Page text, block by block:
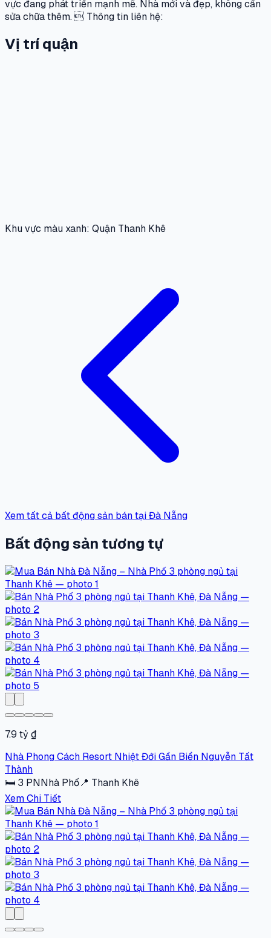
vực đang phát triển mạnh mẽ. Nhà mới và đẹp, không cần
sửa chữa thêm.  Thông tin liên hệ:
Vị trí quận
Khu vực màu xanh: Quận Thanh Khê
Xem tất cả bất động sản bán tại Đà Nẵng
Bất động sản tương tự
7.9 tỷ ₫
Nhà Phong Cách Resort Nhiệt Đới Gần Biển Nguyễn Tất
Thành
🛏 3 PNNhà Phố📍 Thanh Khê
Xem Chi Tiết